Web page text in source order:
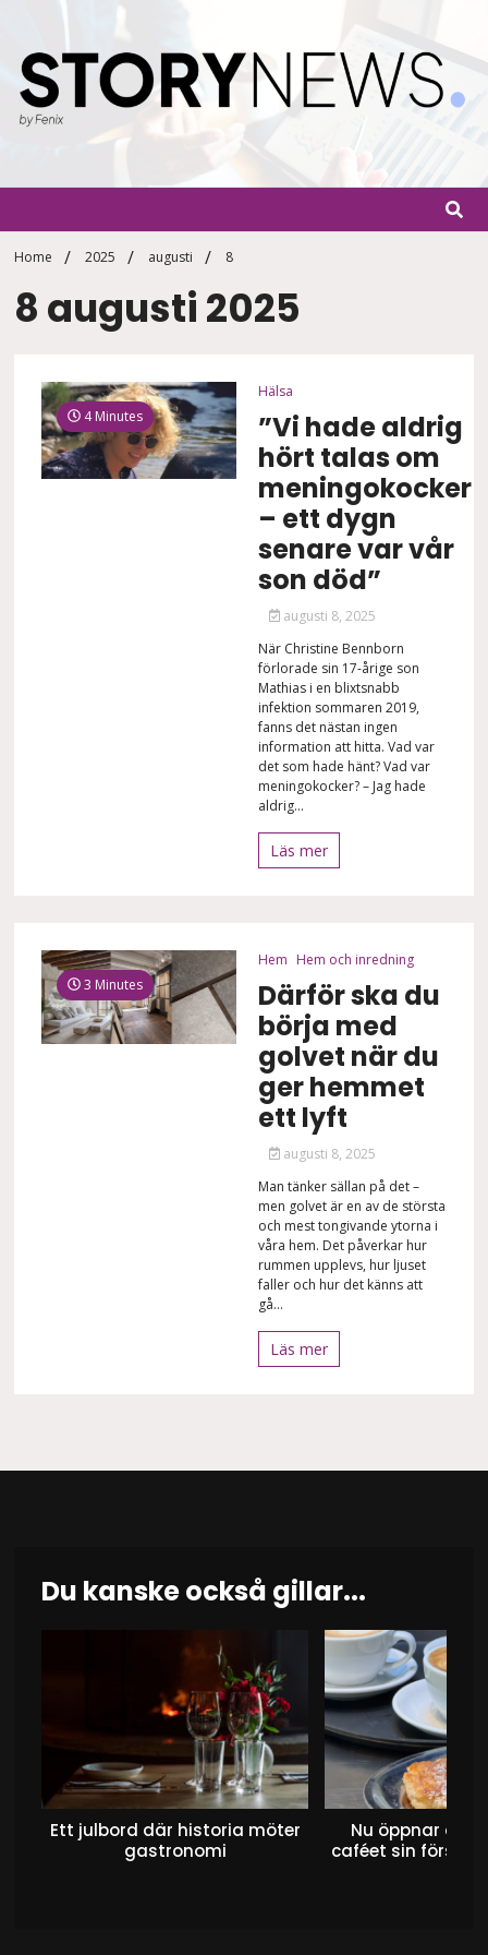
Home 2025 augusti 8
8 augusti 2025
4 Minutes
Hälsa
”Vi hade aldrig
hört talas om
meningokocker
– ett dygn
senare var vår
son död”
augusti 8, 2025
När Christine Bennborn
förlorade sin 17-årige son
Mathias i en blixtsnabb
infektion sommaren 2019,
fanns det nästan ingen
information att hitta. Vad var
det som hade hänt? Vad var
meningokocker? – Jag hade
aldrig...
Läs mer
3 Minutes
Hem Hem och inredning
Därför ska du
börja med
golvet när du
ger hemmet
ett lyft
augusti 8, 2025
Man tänker sällan på det –
men golvet är en av de största
och mest tongivande ytorna i
våra hem. Det påverkar hur
rummen upplevs, hur ljuset
faller och hur det känns att
gå...
Läs mer
Du kanske också gillar...
Ett julbord där historia möter
gastronomi
Nu öppnar det
caféet sin första